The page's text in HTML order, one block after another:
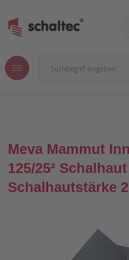
Meva Mammut
125/25²
Schalhautstärke
Bildergalerie überspringen